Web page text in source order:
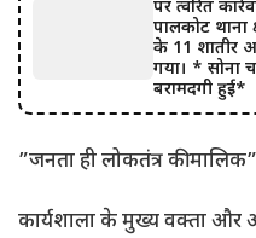
पर त्वरित
पालकोट थाना
के 11 शातीर
गया। * सोना
बरामदगी हुई*
​”जनता ही लोकतंत्र की
​कार्यशाला के मुख्य वक्ता और